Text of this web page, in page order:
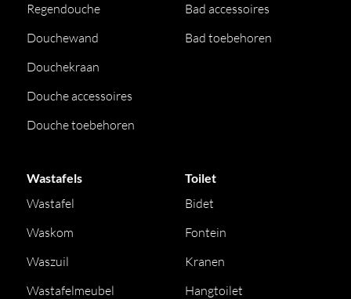
Regendouche
Douchewand
Douchekraan
Douche accessoires
Douche toebehoren
Bad accessoires
Bad toebehoren
Wastafels
Wastafel
Waskom
Waszuil
Wastafelmeubel
Toilet
Bidet
Fontein
Kranen
Hangtoilet